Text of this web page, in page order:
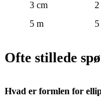
3 cm
5 m
Ofte stillede
Hvad er formlen for